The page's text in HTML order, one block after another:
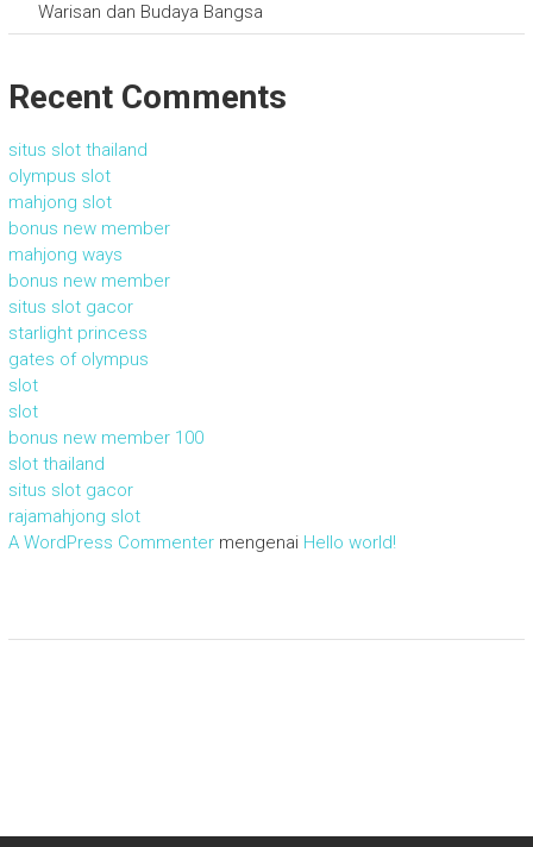
Warisan dan Budaya Bangsa
Recent Comments
situs slot thailand
olympus slot
mahjong slot
bonus new member
mahjong ways
bonus new member
situs slot gacor
starlight princess
gates of olympus
slot
slot
bonus new member 100
slot thailand
situs slot gacor
rajamahjong slot
A WordPress Commentermengenai Hello world!